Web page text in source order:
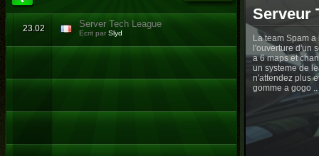
23.02 Server Tech League
Ecrit par Slyd
Serveur
La team Spam
l'ouverture d'un
a 6 maps et
un systeme de
n'attendez plus
gomme a gogo ..